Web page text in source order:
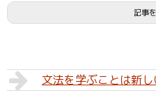
記事
文法を学ぶことは新